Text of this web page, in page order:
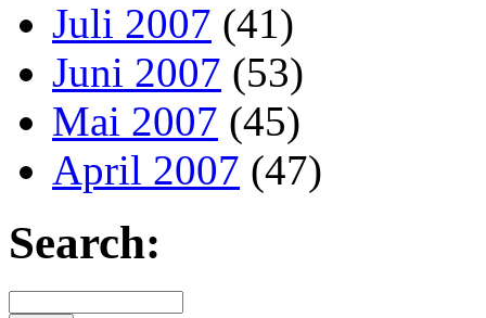
Juli 2007 (41)
Juni 2007 (53)
Mai 2007 (45)
April 2007 (47)
Search: